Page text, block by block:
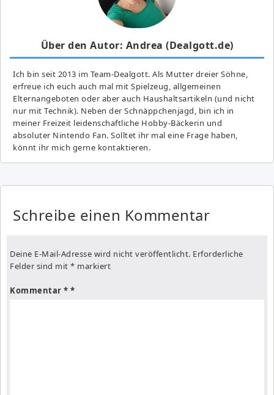
Über den Autor: Andrea (Dealgott.de)
Ich bin seit 2013 im Team-Dealgott. Als Mutter dreier Söhne,
erfreue ich euch auch mal mit Spielzeug, allgemeinen
Elternangeboten oder aber auch Haushaltsartikeln (und nicht
nur mit Technik). Neben der Schnäppchenjagd, bin ich in
meiner Freizeit leidenschaftliche Hobby-Bäckerin und
absoluter Nintendo Fan. Solltet ihr mal eine Frage haben,
könnt ihr mich gerne kontaktieren.
Schreibe einen Kommentar
Deine E-Mail-Adresse wird nicht veröffentlicht. Erforderliche
Felder sind mit * markiert
Kommentar *